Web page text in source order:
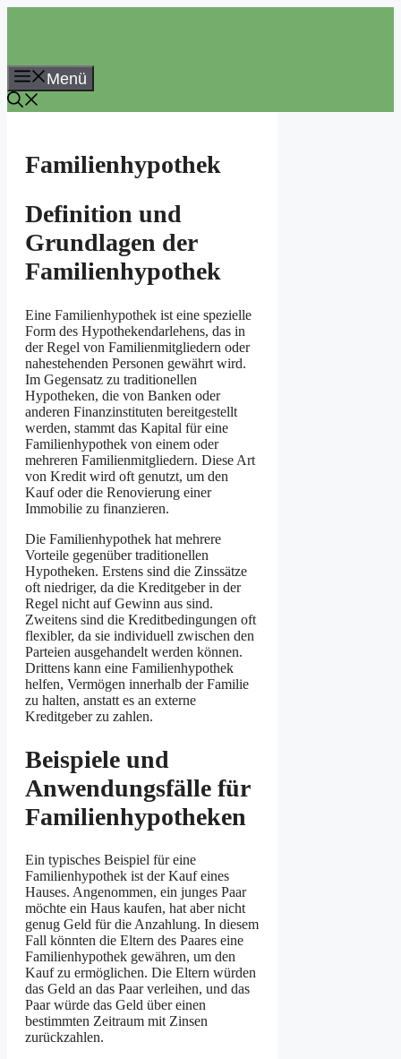
Menü
Familienhypothek
Definition und
Grundlagen der
Familienhypothek
Eine Familienhypothek ist eine spezielle
Form des Hypothekendarlehens, das in
der Regel von Familienmitgliedern oder
nahestehenden Personen gewährt wird.
Im Gegensatz zu traditionellen
Hypotheken, die von Banken oder
anderen Finanzinstituten bereitgestellt
werden, stammt das Kapital für eine
Familienhypothek von einem oder
mehreren Familienmitgliedern. Diese Art
von Kredit wird oft genutzt, um den
Kauf oder die Renovierung einer
Immobilie zu finanzieren.
Die Familienhypothek hat mehrere
Vorteile gegenüber traditionellen
Hypotheken. Erstens sind die Zinssätze
oft niedriger, da die Kreditgeber in der
Regel nicht auf Gewinn aus sind.
Zweitens sind die Kreditbedingungen oft
flexibler, da sie individuell zwischen den
Parteien ausgehandelt werden können.
Drittens kann eine Familienhypothek
helfen, Vermögen innerhalb der Familie
zu halten, anstatt es an externe
Kreditgeber zu zahlen.
Beispiele und
Anwendungsfälle für
Familienhypotheken
Ein typisches Beispiel für eine
Familienhypothek ist der Kauf eines
Hauses. Angenommen, ein junges Paar
möchte ein Haus kaufen, hat aber nicht
genug Geld für die Anzahlung. In diesem
Fall könnten die Eltern des Paares eine
Familienhypothek gewähren, um den
Kauf zu ermöglichen. Die Eltern würden
das Geld an das Paar verleihen, und das
Paar würde das Geld über einen
bestimmten Zeitraum mit Zinsen
zurückzahlen.